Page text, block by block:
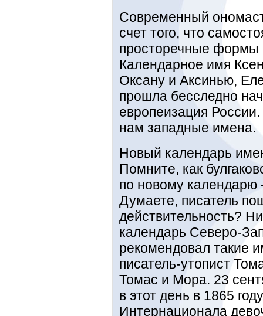
Современный
счет того, что
просторечные формы
Календарное имя
Оксану и Аксинью,
прошла бесследно
европеизация
нам западные имена.
Новый календарь
Помните, как
по новому
Думаете, писатель
действительность?
календарь Северо-
рекомендовал такие
писатель-утопист
Томас и Мора. 23
в этот день в 1865
Интернационала